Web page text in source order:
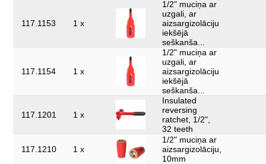
117.1153 1 x
1/2" muciņa ar
uzgali, ar
aizsargizolāciju
iekšējā
seškanša...
117.1154 1 x
1/2" muciņa ar
uzgali, ar
aizsargizolāciju
iekšējā
seškanša...
117.1201 1 x
Insulated
reversing
ratchet, 1/2",
32 teeth
117.1210 1 x
1/2" muciņa ar
aizsargizolāciju,
10mm